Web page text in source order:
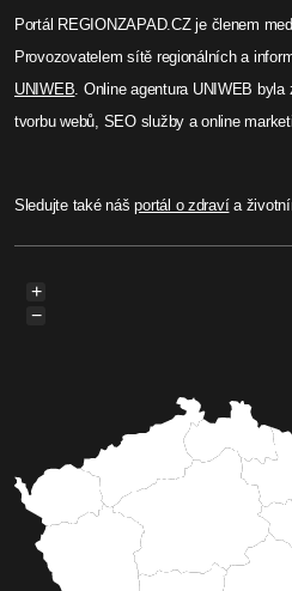
Portál REGIONZAPAD.CZ je členem
Provozovatelem sítě regionálních a
UNIWEB. Online agentura UNIWEB
tvorbu webů, SEO služby a online
Sledujte také nášportál o zdravía
+
−